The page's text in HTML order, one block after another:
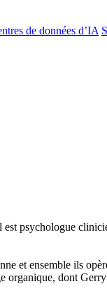
de données d’IA
psychologue
et ensemble ils
dont